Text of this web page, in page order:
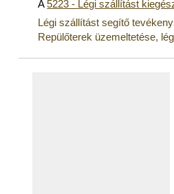
A5223 - Légi szállítást
Légi szállítást segítő
Repülőterek üzemeltetése,